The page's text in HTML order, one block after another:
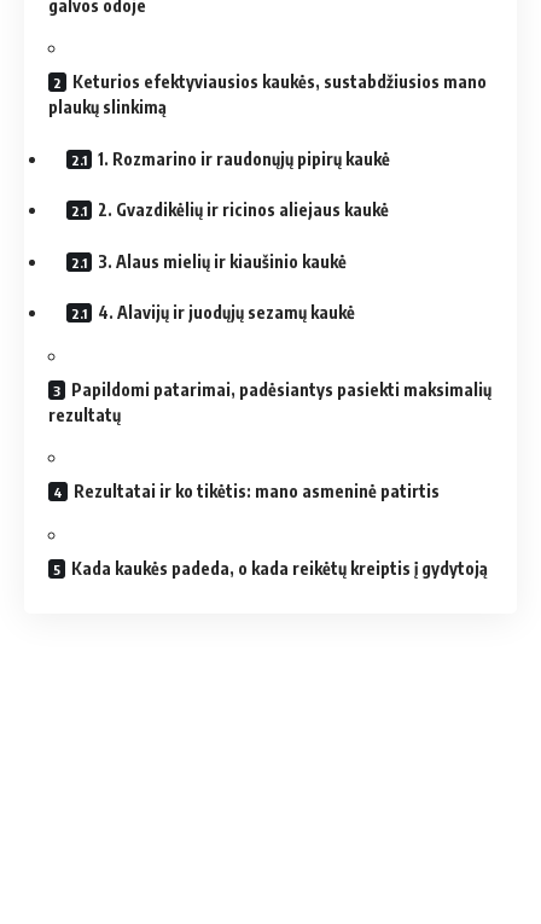
galvos odoje
Keturios efektyviausios kaukės, sustabdžiusios mano
plaukų slinkimą
1. Rozmarino ir raudonųjų pipirų kaukė
2. Gvazdikėlių ir ricinos aliejaus kaukė
3. Alaus mielių ir kiaušinio kaukė
4. Alavijų ir juodųjų sezamų kaukė
Papildomi patarimai, padėsiantys pasiekti maksimalių
rezultatų
Rezultatai ir ko tikėtis: mano asmeninė patirtis
Kada kaukės padeda, o kada reikėtų kreiptis į gydytoją